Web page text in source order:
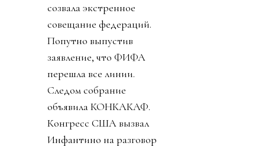
созвала экстренное
совещание федераций.
Попутно выпустив
заявление, что ФИФА
перешла все линии.
Следом собрание
объявила КОНКАКАФ.
Конгресс США вызвал
Инфантино на разговор